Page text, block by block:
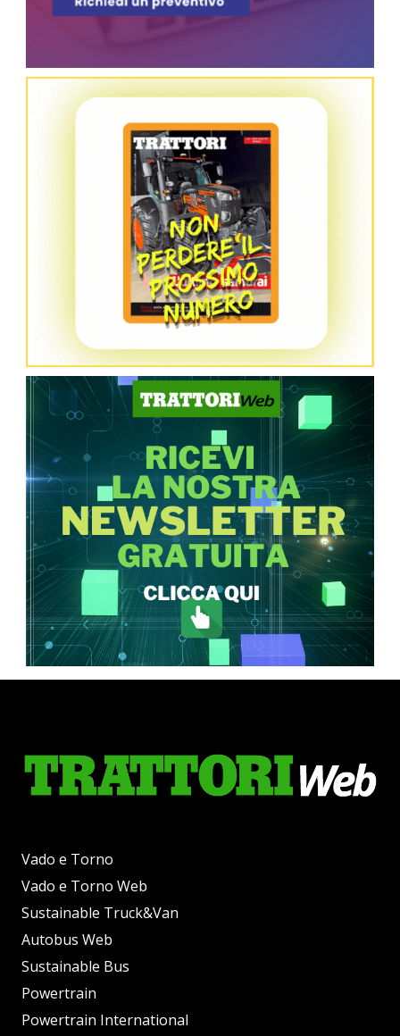
Vado e Torno
Vado e Torno Web
Sustainable Truck&Van
Autobus Web
Sustainable Bus
Powertrain
Powertrain International